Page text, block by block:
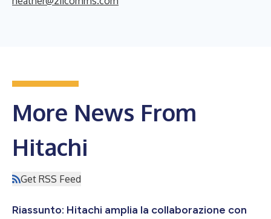
More News From
Hitachi
Get RSS Feed
Riassunto: Hitachi amplia la collaborazione con